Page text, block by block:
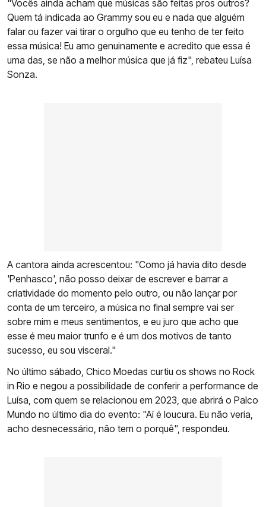
"Vocês ainda acham que músicas são feitas pros outros?
Quem tá indicada ao Grammy sou eu e nada que alguém
falar ou fazer vai tirar o orgulho que eu tenho de ter feito
essa música! Eu amo genuinamente e acredito que essa é
uma das, se não a melhor música que já fiz", rebateu Luísa
Sonza.
A cantora ainda acrescentou: "Como já havia dito desde
'Penhasco', não posso deixar de escrever e barrar a
criatividade do momento pelo outro, ou não lançar por
conta de um terceiro, a música no final sempre vai ser
sobre mim e meus sentimentos, e eu juro que acho que
esse é meu maior trunfo e é um dos motivos de tanto
sucesso, eu sou visceral."
No último sábado, Chico Moedas curtiu os shows no Rock
in Rio e negou a possibilidade de conferir a performance de
Luísa, com quem se relacionou em 2023, que abrirá o Palco
Mundo no último dia do evento: "Aí é loucura. Eu não veria,
acho desnecessário, não tem o porquê", respondeu.